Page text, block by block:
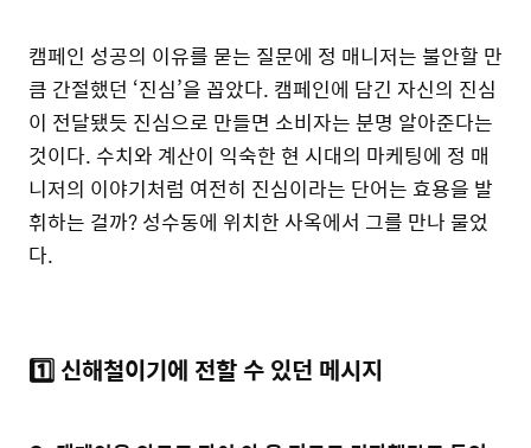
캠페인 성공의 이유를 묻는 질문에 정 매니저는 불안할 만
큼 간절했던 ‘진심’을 꼽았다. 캠페인에 담긴 자신의 진심
이 전달됐듯 진심으로 만들면 소비자는 분명 알아준다는
것이다. 수치와 계산이 익숙한 현 시대의 마케팅에 정 매
니저의 이야기처럼 여전히 진심이라는 단어는 효용을 발
휘하는 걸까? 성수동에 위치한 사옥에서 그를 만나 물었
다.
1️⃣ 신해철이기에 전할 수 있던 메시지